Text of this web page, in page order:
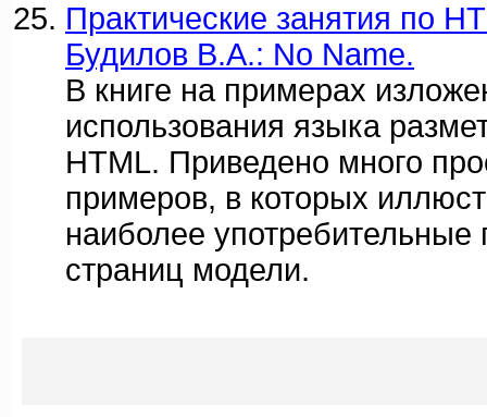
Практические занятия по
Будилов В.А.: No Name.
В книге на примерах
использования языка
HTML. Приведено много
примеров, в которых
наиболее употребительные
страниц модели.